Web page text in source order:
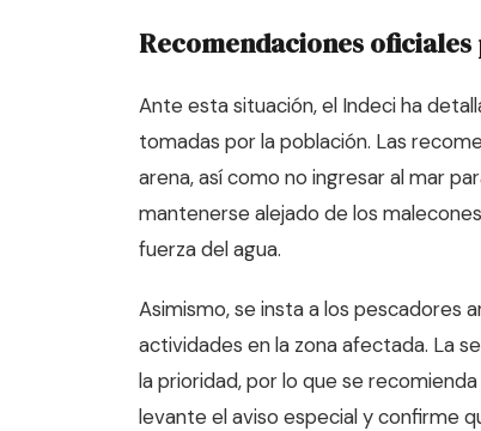
Recomendaciones
Ante esta situación, el Indeci ha
tomadas por la población. Las
arena, así como no ingresar al mar
mantenerse alejado de los
fuerza del agua.
Asimismo, se insta a los pescadores
actividades en la zona afectada. La
la prioridad, por lo que se
levante el aviso especial y confirme